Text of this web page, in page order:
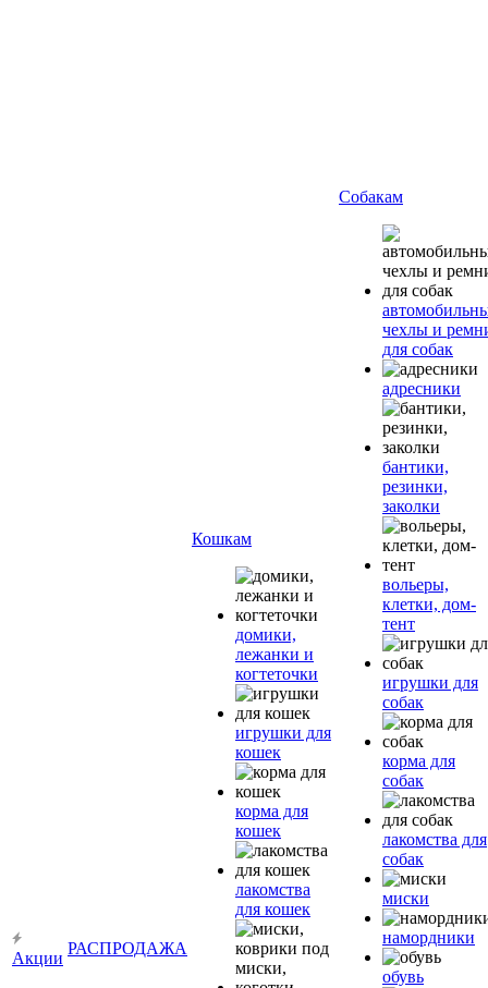
Акции
РАСПРОДАЖА
Кошкам
домики,
лежанки и
когтеточки
игрушки для
кошек
корма для
кошек
лакомства
для кошек
Собакам
чехлы и
для собак
адресники
бантики,
резинки,
заколки
вольеры,
клетки, дом-
тент
игрушки для
собак
корма для
собак
лакомства для
собак
миски
намордники
обувь